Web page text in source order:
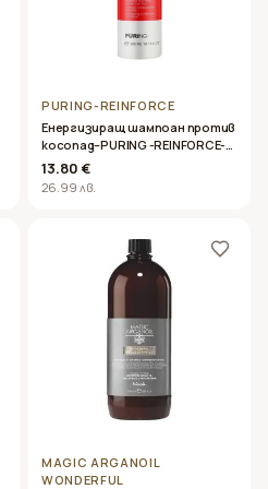
PURING-REINFORCE
Енергизиращ шампоан против
косопад–PURING -REINFORCE-
300ml
13.80 €
26.99 лв.
MAGIC ARGANOIL
WONDERFUL